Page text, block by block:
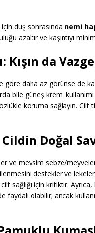
duş sonrasında nemi
azaltır ve kaşıntıyı
Kışın da
göre daha az görünse de
bile güneş kremi
koruma sağlayın.
Doğal
ve mevsim sebze/
destekler ve
sağlığı için kritiktir.
faydalı olabilir; ancak